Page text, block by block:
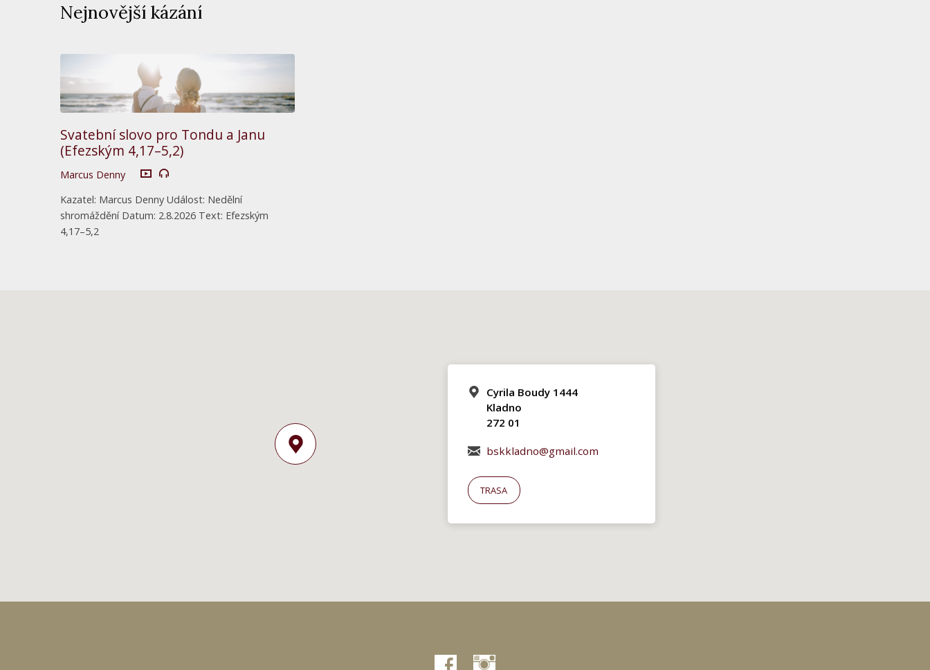
Nejnovější kázání
Svatební slovo pro Tondu a Janu
(Efezským 4,17–5,2)
Marcus Denny
Kazatel: Marcus Denny Událost: Nedělní
shromáždění Datum: 2.8.2026 Text: Efezským
4,17–5,2
Cyrila Boudy 1444
Kladno
272 01
bskkladno@gmail.com
TRASA